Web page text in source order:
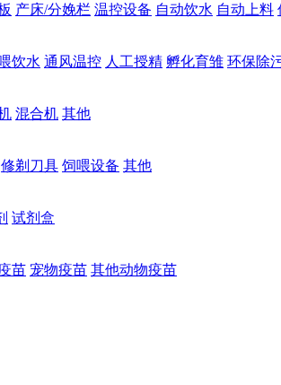
产床/分娩栏 温控设备 自动饮水 自动上料
饮水 通风温控 人工授精 孵化育雏 环保除
混合机 其他
修剃刀具 饲喂设备 其他
试剂盒
苗 宠物疫苗 其他动物疫苗